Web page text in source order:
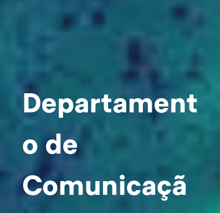
Departament
o de
Comunicaçã